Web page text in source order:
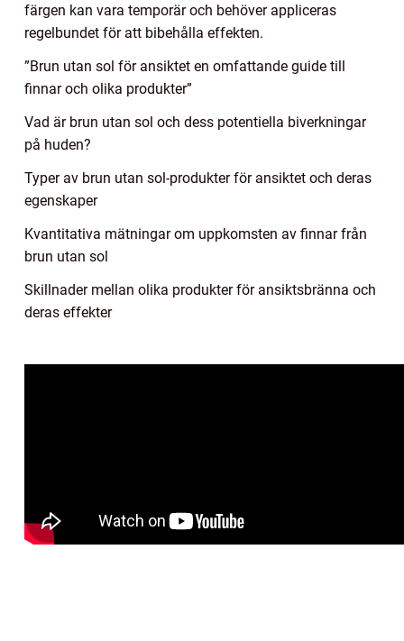
färgen kan vara temporär och behöver appliceras
regelbundet för att bibehålla effekten.
”Brun utan sol för ansiktet en omfattande guide till
finnar och olika produkter”
Vad är brun utan sol och dess potentiella biverkningar
på huden?
Typer av brun utan sol-produkter för ansiktet och deras
egenskaper
Kvantitativa mätningar om uppkomsten av finnar från
brun utan sol
Skillnader mellan olika produkter för ansiktsbränna och
deras effekter